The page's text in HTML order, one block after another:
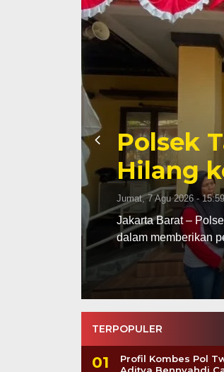
Polisi
Jumat, 7 Agu 2026 -
“Pengungkapan ini
emas ilegal hingga
TERPOPULER
Profil Kombes Pol